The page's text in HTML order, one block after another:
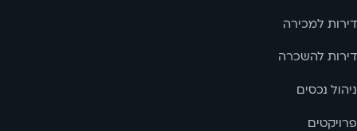
דירות למכירה
דירות להשכרה
ניהול נכסים
פרויקטים